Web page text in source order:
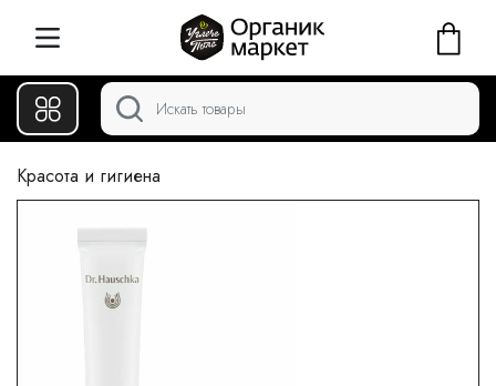
Красота и гигиена